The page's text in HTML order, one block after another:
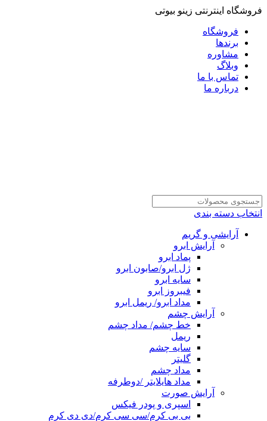
فروشگاه اینترنتی زینو بیوتی
فروشگاه
برندها
مشاوره
وبلاگ
تماس با ما
درباره ما
انتخاب دسته بندی
آرایشی و گریم
آرایش ابرو
پماد ابرو
ژل ابرو/صابون ابرو
سایه ابرو
فیبروز ابرو
مداد ابرو/ ریمل ابرو
آرایش چشم
خط چشم/ مداد چشم
ریمل
سایه چشم
گلیتر
مداد چشم
مداد هایلایتر /دوطرفه
آرایش صورت
اسپری و پودر فیکس
بی بی کرم/سی سی کرم/دی دی کرم